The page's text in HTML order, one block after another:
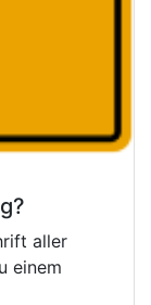
aller
einem